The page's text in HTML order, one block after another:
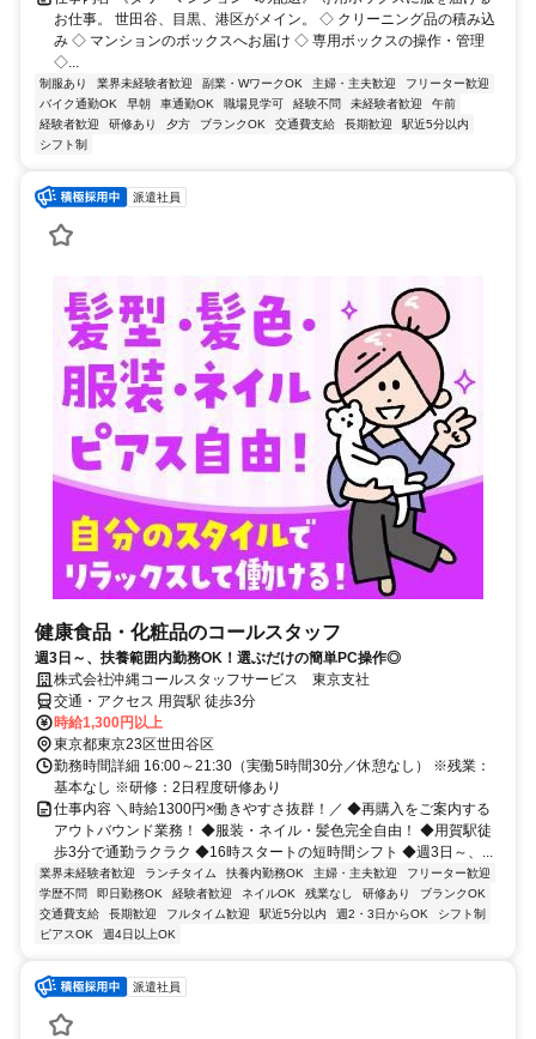
お仕事。 世田谷、目黒、港区がメイン。 ◇ クリーニング品の積み込
み ◇ マンションのボックスへお届け ◇ 専用ボックスの操作・管理
◇...
制服あり 業界未経験者歓迎 副業・WワークOK 主婦・主夫歓迎
フリーター歓迎
バイク通勤OK
早朝 車通勤OK 職場見学可 経験不問 未経験者歓迎
午前
経験者歓迎
研修あり 夕方 ブランクOK 交通費支給 長期歓迎
駅近5分以内
シフト制
派遣社員
健康食品・化粧品のコールスタッフ
週3日～、扶養範囲内勤務OK！選ぶだけの簡単PC操作◎
株式会社沖縄コールスタッフサービス 東京支社
交通・アクセス 用賀駅 徒歩3分
時給1,300円以上
東京都東京23区世田谷区
勤務時間詳細 16:00～21:30（実働5時間30分／休憩なし） ※残業：
基本なし ※研修：2日程度研修あり
仕事内容 ＼時給1300円×働きやすさ抜群！／ ◆再購入をご案内する
アウトバウンド業務！ ◆服装・ネイル・髪色完全自由！ ◆用賀駅徒
歩3分で通勤ラクラク ◆16時スタートの短時間シフト ◆週3日～、...
業界未経験者歓迎 ランチタイム 扶養内勤務OK 主婦・主夫歓迎
フリーター歓迎
学歴不問
即日勤務OK 経験者歓迎 ネイルOK 残業なし 研修あり
ブランクOK
交通費支給
長期歓迎 フルタイム歓迎 駅近5分以内 週2・3日からOK
シフト制
ピアスOK
週4日以上OK
派遣社員